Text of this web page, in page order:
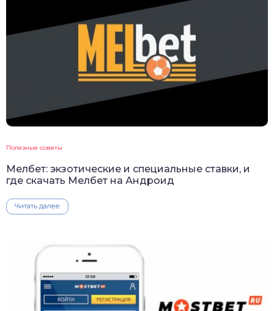
Полезные советы
Мелбет: экзотические и специальные ставки, и
где скачать Мелбет на Андроид
Читать далее